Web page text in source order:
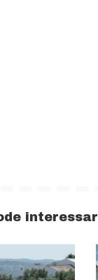
interessar